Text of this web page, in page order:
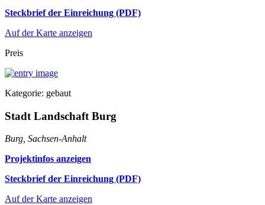
Steckbrief der Einreichung (PDF)
Auf der Karte anzeigen
Preis
Kategorie: gebaut
Stadt Landschaft Burg
Burg, Sachsen-Anhalt
Projektinfos anzeigen
Steckbrief der Einreichung (PDF)
Auf der Karte anzeigen